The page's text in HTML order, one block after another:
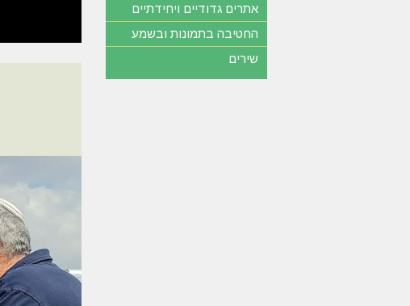
אתרים גדודיים ויחידתיים
החטיבה בתמונות ובשמע
שירים